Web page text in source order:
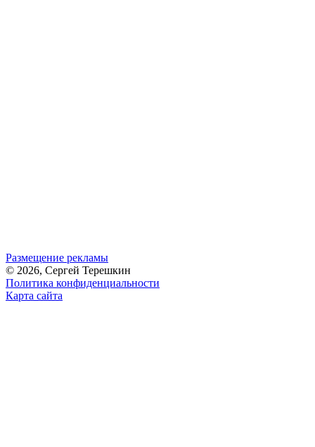
Размещение рекламы
© 2026, Сергей Терешкин
Политика конфиденциальности
Карта сайта